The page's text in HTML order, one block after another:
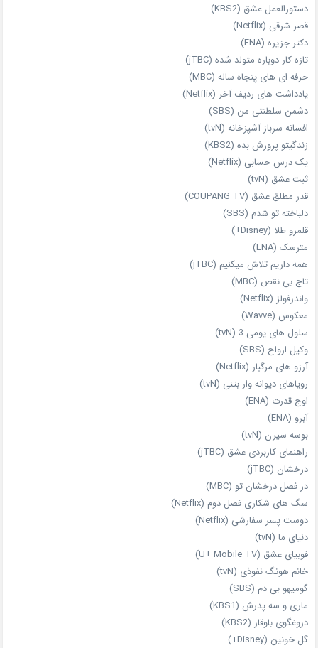
دستورالعمل عشق (KBS2)
قصر شرقی (Netflix)
دکتر جزیره (ENA)
تازه‌ کار دوباره‌ متولد شده (jTBC)
حرفه‌ ای‌ های پنجاه‌ ساله (MBC)
یادداشت‌ های ردیف آخر (Netflix)
دشمن سلطنتی من (SBS)
افسانه سرباز آشپزخانه (tvN)
زندگیتو پرورش بده (KBS2)
یک درس حسابی (Netflix)
ثبت عشق (tvN)
قدر مطلق عشق (COUPANG TV)
دلباخته تو شدم (SBS)
قلمرو طلا (Disney+)
مترسک (ENA)
همه داریم تلاش میکنیم (jTBC)
تاج بی‌ نقص (MBC)
واندرفولز (Netflix)
معکوس (Wavve)
سلول های یومی 3 (tvN)
وکیل ارواح (SBS)
آرزو های مرگبار (Netflix)
رویاهای دیوانه‌ وار بتنی (tvN)
اوج قدرت (ENA)
آبرو (ENA)
بوسه سیرن (tvN)
راهنمای کاربردی عشق (jTBC)
درخشان (jTBC)
در فصل درخشان تو (MBC)
سگ های شکاری فصل دوم (Netflix)
دوست‌ پسر سفارشی (Netflix)
دنیای ما (tvN)
فوبیای عشق (U+ Mobile TV)
خانم هونگ نفوذی (tvN)
گومیهو بی دم (SBS)
ماری و سه پدرش (KBS1)
دروغگوی باوقار (KBS2)
گل خونین (Disney+)